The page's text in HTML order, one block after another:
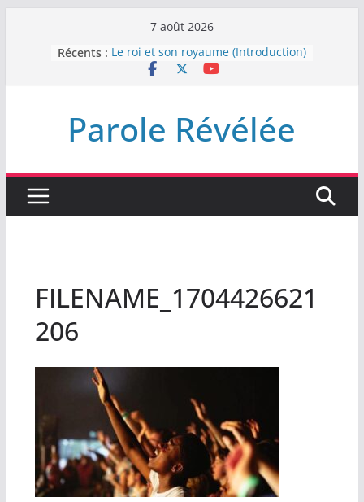
7 août 2026
Récents : Le roi et son royaume (Introduction)
DEMEUREZ DANS LA LUMIÈRE
LABAN
L’INTERVENTION DE DIEU
Parole Révélée
FILENAME_1704426621
206